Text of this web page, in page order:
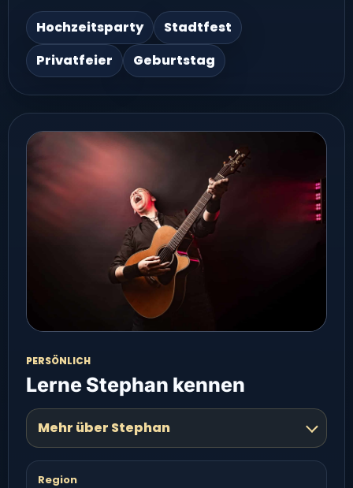
Hochzeitsparty
Stadtfest
Privatfeier
Geburtstag
PERSÖNLICH
Lerne Stephan kennen
Mehr über Stephan
Region